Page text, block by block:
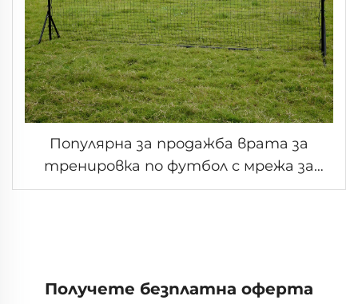
Популярна за продажба врата за
тренировка по футбол с мрежа за
връщане за деца
Получете безплатна оферта